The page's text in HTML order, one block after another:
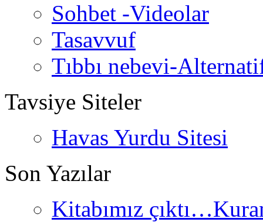
Sohbet -Videolar
Tasavvuf
Tıbbı nebevi-
Tavsiye Siteler
Havas Yurdu Sitesi
Son Yazılar
Kitabımız